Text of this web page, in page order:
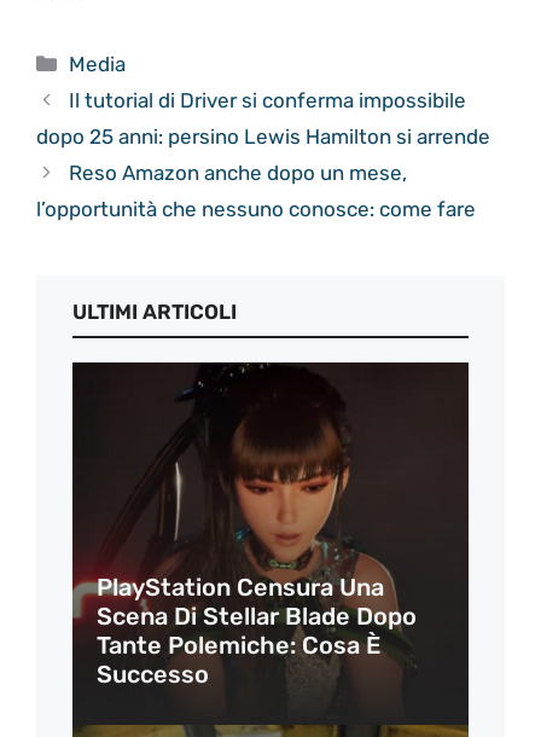
Categorie
Media
Il tutorial di Driver si conferma impossibile
dopo 25 anni: persino Lewis Hamilton si arrende
Reso Amazon anche dopo un mese,
l’opportunità che nessuno conosce: come fare
ULTIMI ARTICOLI
PlayStation Censura Una
Scena Di Stellar Blade Dopo
Tante Polemiche: Cosa È
Successo